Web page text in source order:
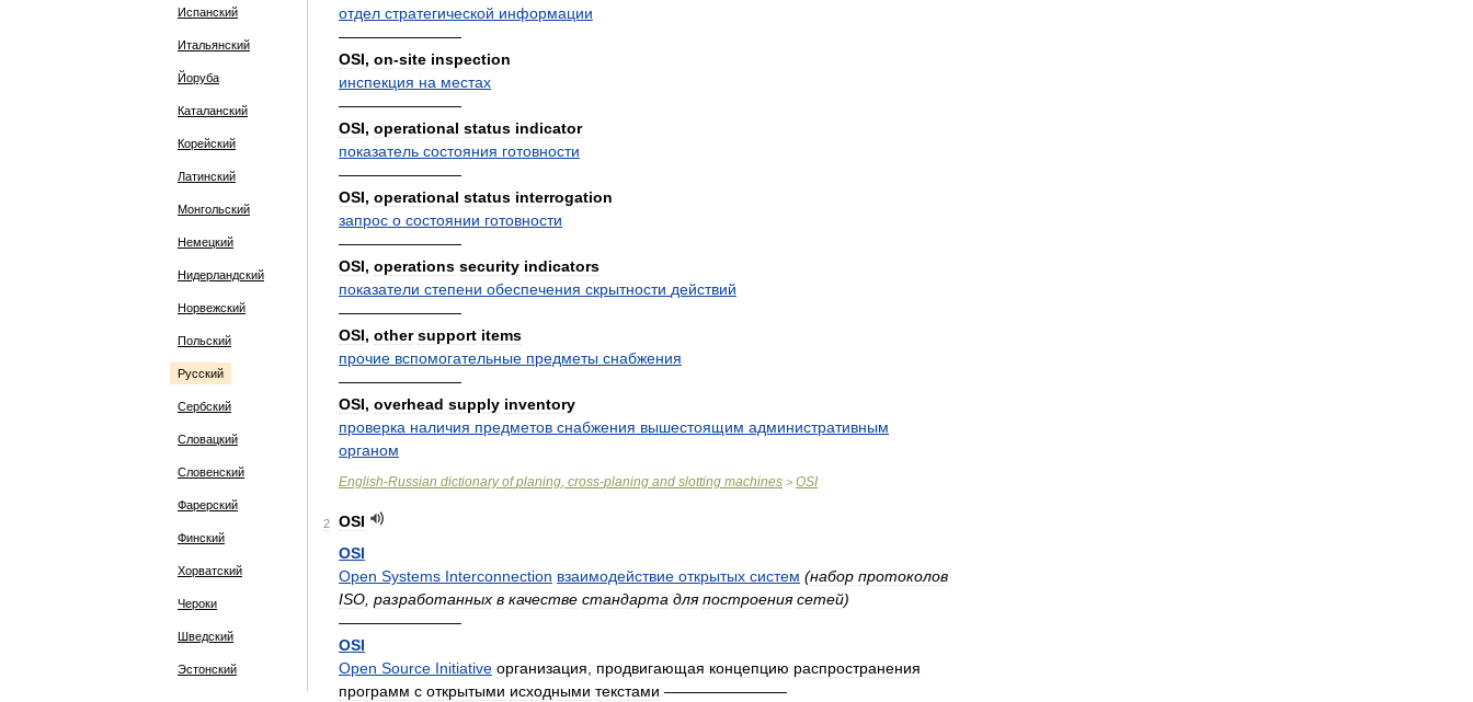
Испанский
Итальянский
Йоруба
Каталанский
Корейский
Латинский
Монгольский
Немецкий
Нидерландский
Норвежский
Польский
Русский
Сербский
Словацкий
Словенский
Фарерский
Финский
Хорватский
Чероки
Шведский
Эстонский
отдел стратегической информации
————————
OSI, on-site inspection
инспекция на местах
————————
OSI, operational status indicator
показатель состояния готовности
————————
OSI, operational status interrogation
запрос о состоянии готовности
————————
OSI, operations security indicators
показатели степени обеспечения скрытности действий
————————
OSI, other support items
прочие вспомогательные предметы снабжения
————————
OSI, overhead supply inventory
проверка наличия предметов снабжения вышестоящим административным
органом
English-Russian dictionary of planing, cross-planing and slotting machines > OSI
2
OSI
OSI
Open Systems Interconnection взаимодействие открытых систем (набор протоколов
ISO разработанных в качестве стандарта для построения сетей)
————————
OSI
Open Source Initiative организация продвигающая концепцию распространения
программ с открытыми исходными текстами ————————